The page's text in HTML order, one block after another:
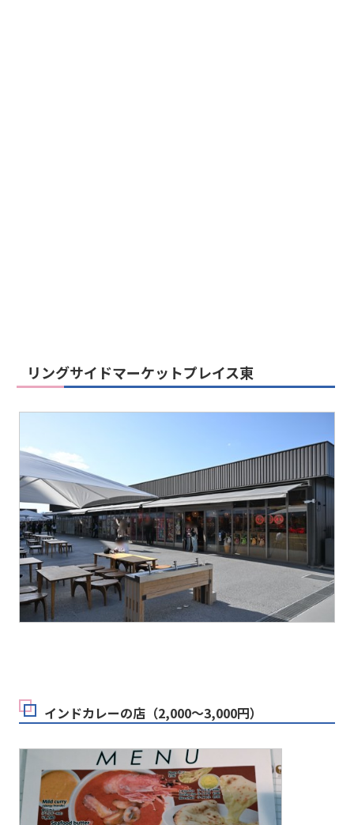
リングサイドマーケットプレイス東
インドカレーの店（2,000～3,000円）